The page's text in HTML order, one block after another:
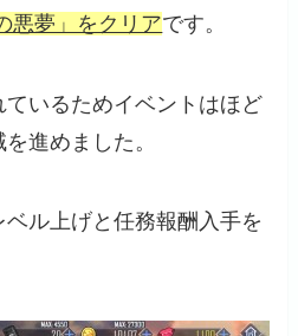
悪夢」をクリアです。
いるためイベントはほど
進めました。
ル上げと任務報酬入手を